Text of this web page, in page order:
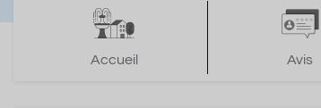
Accueil Avis